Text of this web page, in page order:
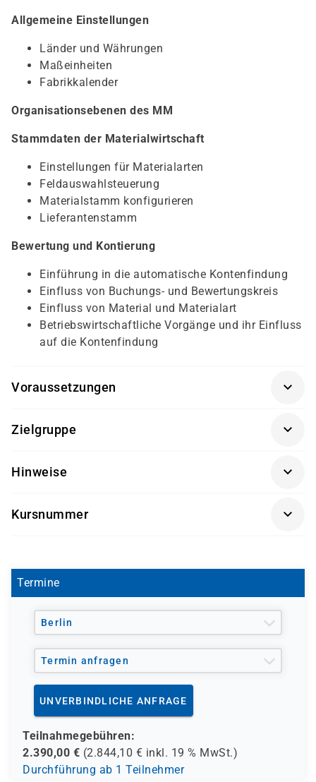
Allgemeine Einstellungen
Länder und Währungen
Maßeinheiten
Fabrikkalender
Organisationsebenen des MM
Stammdaten der Materialwirtschaft
Einstellungen für Materialarten
Feldauswahlsteuerung
Materialstamm konfigurieren
Lieferantenstamm
Bewertung und Kontierung
Einführung in die automatische Kontenfindung
Einfluss von Buchungs- und Bewertungskreis
Einfluss von Material und Materialart
Betriebswirtschaftliche Vorgänge und ihr Einfluss
auf die Kontenfindung
Voraussetzungen
Fremdbeschaffung
, Bestandsführung
Empfohlene Vorkenntnisse: Einkauf
Zielgruppe
Materialwirtschaft (MM)
Hinweise
Kursnummer
Termine
Berlin
Termin anfragen
UNVERBINDLICHE ANFRAGE
Teilnahmegebühren:
2.390,00 € (2.844,10 € inkl. 19 % MwSt.)
Durchführung ab 1 Teilnehmer